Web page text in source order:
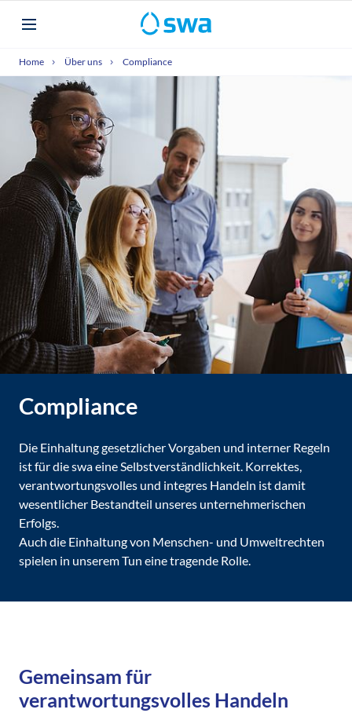
Home Über uns Compliance
Compliance
Die Einhaltung gesetzlicher Vorgaben und interner Regeln
ist für die swa eine Selbstverständlichkeit. Korrektes,
verantwortungsvolles und integres Handeln ist damit
wesentlicher Bestandteil unseres unternehmerischen
Erfolgs.
Auch die Einhaltung von Menschen- und Umweltrechten
spielen in unserem Tun eine tragende Rolle.
Gemeinsam für
verantwortungsvolles Handeln